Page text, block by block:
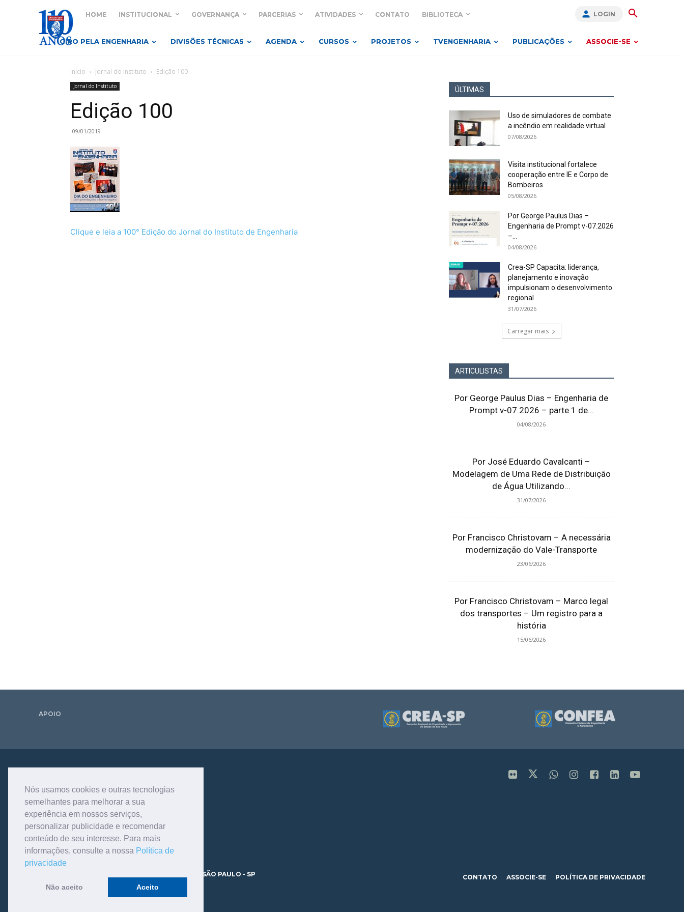
Nós usamos cookies e outras tecnologias
semelhantes para melhorar a sua
experiência em nossos serviços,
personalizar publicidade e recomendar
conteúdo de seu interesse. Para mais
informações, consulte a nossa Política de
privacidade
Não aceito Aceito
HOME INSTITUCIONAL GOVERNANÇA PARCERIAS ATIVIDADES CONTATO BIBLIOTECA LOGIN
GIRO PELA ENGENHARIA DIVISÕES TÉCNICAS AGENDA CURSOS PROJETOS TVENGENHARIA PUBLICAÇÕES ASSOCIE-SE
Início Jornal do Instituto Edição 100
Jornal do Instituto
Edição 100
09/01/2019
Clique e leia a 100° Edição do Jornal do Instituto de Engenharia
ÚLTIMAS
Uso de simuladores de combate
a incêndio em realidade virtual
07/08/2026
Visita institucional fortalece
cooperação entre IE e Corpo de
Bombeiros
05/08/2026
Por George Paulus Dias –
Engenharia de Prompt v-07.2026
–...
04/08/2026
Crea-SP Capacita: liderança,
planejamento e inovação
impulsionam o desenvolvimento
regional
31/07/2026
Carregar mais
ARTICULISTAS
Por George Paulus Dias – Engenharia de
Prompt v-07.2026 – parte 1 de...
04/08/2026
Por José Eduardo Cavalcanti –
Modelagem de Uma Rede de Distribuição
de Água Utilizando...
31/07/2026
Por Francisco Christovam – A necessária
modernização do Vale-Transporte
23/06/2026
Por Francisco Christovam – Marco legal
dos transportes – Um registro para a
história
15/06/2026
APOIO
AV. DR. DANTE PAZZANESE, 120 - VILA MARIANA - SÃO PAULO - SP
CONTATO ASSOCIE-SE POLÍTICA DE PRIVACIDADE